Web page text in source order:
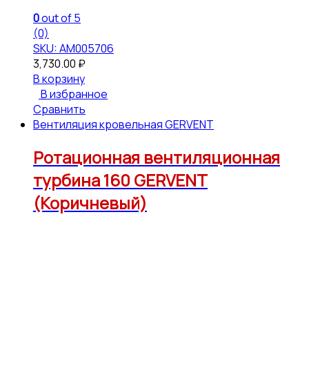
0out of 5
(0)
SKU: АМ005706
3,730.00 ₽
В корзину
В избранное
Сравнить
Вентиляция кровельная GERVENT
Ротационная вентиляционная
турбина 160 GERVENT
(Коричневый)